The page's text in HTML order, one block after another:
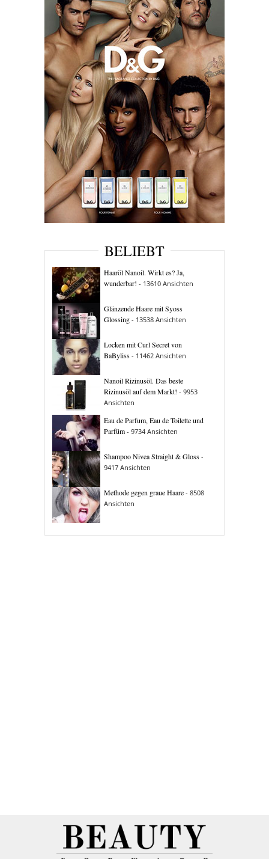
BELIEBT
Haaröl Nanoil. Wirkt es? Ja,
wunderbar! - 13610 Ansichten
Glänzende Haare mit Syoss
Glossing - 13538 Ansichten
Locken mit Curl Secret von
BaByliss - 11462 Ansichten
Nanoil Rizinusöl. Das beste
Rizinusöl auf dem Markt! - 9953
Ansichten
Eau de Parfum, Eau de Toilette und
Parfüm - 9734 Ansichten
Shampoo Nivea Straight & Gloss -
9417 Ansichten
Methode gegen graue Haare - 8508
Ansichten